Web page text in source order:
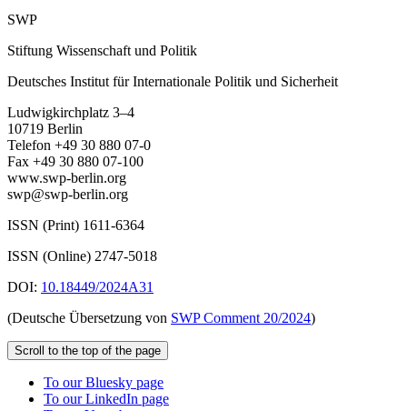
SWP
Stiftung Wissenschaft und Politik
Deutsches Institut für Internationale Politik und Sicherheit
Ludwigkirchplatz 3–4
10719 Berlin
Telefon +49 30 880 07-0
Fax +49 30 880 07-100
www.swp-berlin.org
swp@swp-berlin.org
ISSN (Print) 1611-6364
ISSN (Online) 2747-5018
DOI: 10.18449/2024A31
(Deutsche Übersetzung von SWP Comment 20/2024)
Scroll to the top of the page
To our Bluesky page
To our LinkedIn page